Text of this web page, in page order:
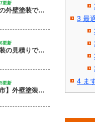
3 最
4 ま
更新
倉敷市の外壁塗装で失敗しない保証の選び方は？｜ 株式会社光輝
更新
外壁塗装の見積りで確認するポイントは？
更新
【倉敷市】外壁塗装工事 / 着工しました